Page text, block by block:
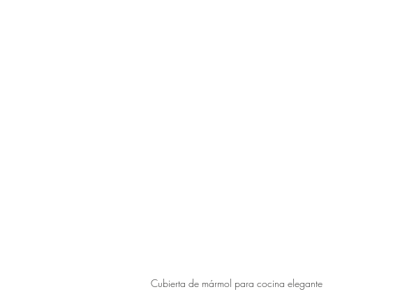
Cubierta de mármol para cocina elegante